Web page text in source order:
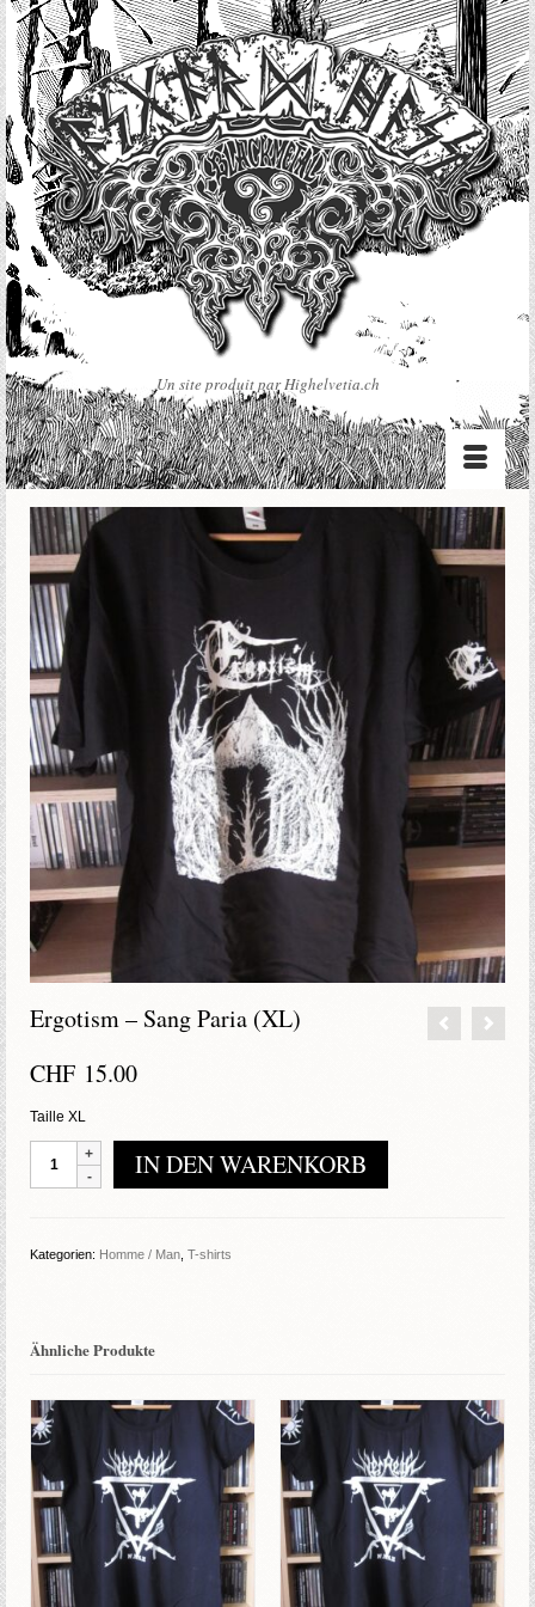
Un site produit par Highelvetia.ch
Ergotism – Sang Paria (XL)
CHF 15.00
Taille XL
Ergotism
(XL)
IN DEN WARENKORB
Kategorien: Homme / Man T-shirts
Ähnliche Produkte